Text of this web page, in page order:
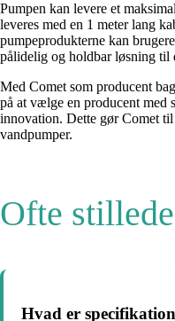
Pumpen kan levere et
leveres med en 1 meter lang
pumpeprodukterne kan
pålidelig og holdbar løsning til
Med Comet som producent
på at vælge en producent
innovation. Dette gør Comet
vandpumper.
Ofte
Hvad er